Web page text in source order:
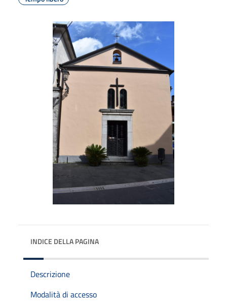
INDICE DELLA PAGINA
Descrizione
Modalità di accesso